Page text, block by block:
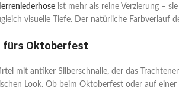
ist mehr als reine Verzierung –
visuelle Tiefe. Der natürliche Farbverlauf
fürs Oktoberfest
mit antiker Silberschnalle, der das
Look. Ob beim Oktoberfest oder auf